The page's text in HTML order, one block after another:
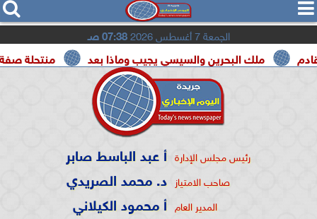
  
الجمعة 7 أغسطس 2026 07:38 صـ
منتحلة صفة صحفية البحرين والسيسي يجيب وماذا بعد
رئيس مجلس الإدارة أ عبد الباسط صابر
صاحب الامتياز د. محمد الصريدي
المدير العام أ محمود الكيلاني